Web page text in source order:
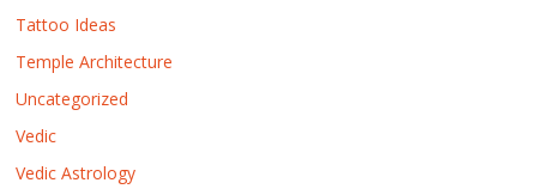
Tattoo Ideas
Temple Architecture
Uncategorized
Vedic
Vedic Astrology